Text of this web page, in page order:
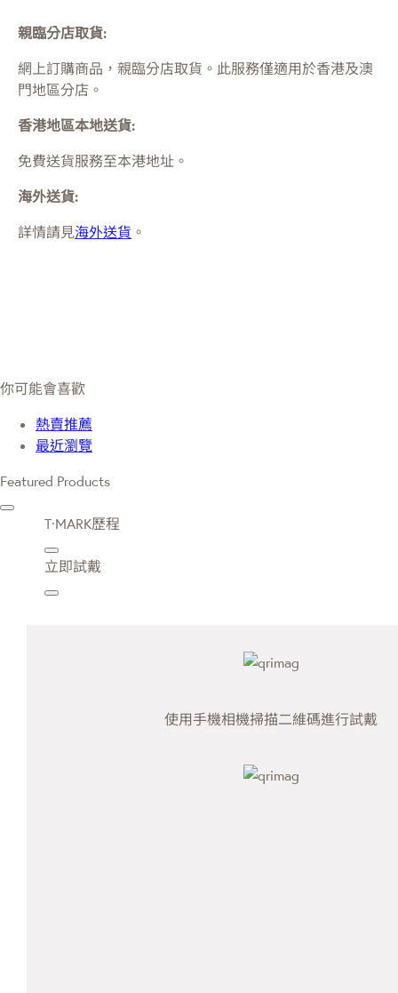
親臨分店取貨:
網上訂購商品，親臨分店取貨。此服務僅適用於香港及澳
門地區分店。
香港地區本地送貨:
免費送貨服務至本港地址。
海外送貨:
詳情請見海外送貨 。
你可能會喜歡
熱賣推薦
最近瀏覽
Featured Products
T·MARK歷程
立即試戴
使用手機相機掃描二維碼進行試戴